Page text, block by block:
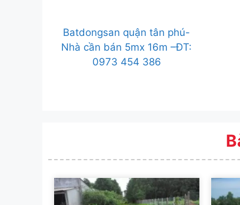
Batdongsan quận tân phú-
Nhà cần bán 5mx 16m –ĐT:
0973 454 386